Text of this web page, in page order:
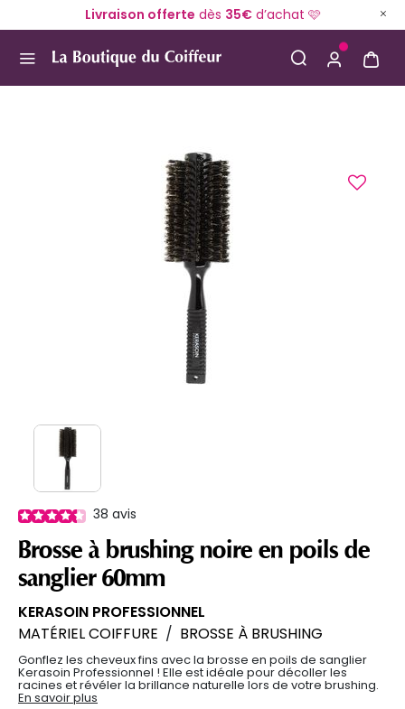
Livraison offerte dès 35€d’achat 🩷
38 avis
Brosse à brushing noire en poils de
sanglier 60mm
KERASOIN PROFESSIONNEL
MATÉRIEL COIFFURE / BROSSE À BRUSHING
Gonflez les cheveux fins avec la brosse en poils de sanglier
Kerasoin Professionnel ! Elle est idéale pour décoller les
racines et révéler la brillance naturelle lors de votre brushing.
En savoir plus